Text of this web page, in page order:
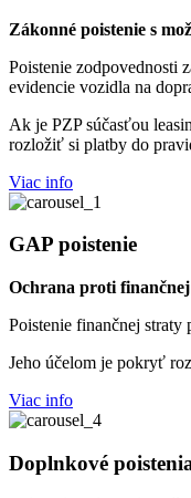
Zákonné poistenie s
Poistenie zodpovednosti
evidencie vozidla na
Ak je PZP súčasťou
rozložiť si platby do
Viac info
GAP poistenie
Ochrana proti
Poistenie finančnej
Jeho účelom je pokryť
Viac info
Doplnkové